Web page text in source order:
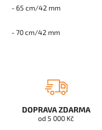
- 65 cm/42 mm
- 70 cm/42 mm
DOPRAVA ZDARMA
od 5 000 Kč